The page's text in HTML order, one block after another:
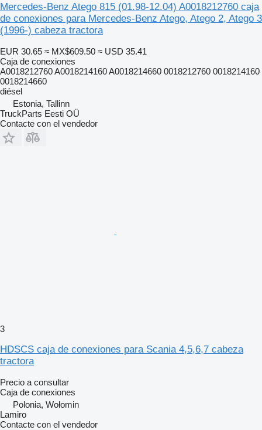
Mercedes-Benz Atego 815 (01.98-12.04) A0018212760 caja
de conexiones para Mercedes-Benz Atego, Atego 2, Atego 3
(1996-) cabeza tractora
EUR 30.65 ≈ MX$609.50 ≈ USD 35.41
Caja de conexiones
A0018212760 A0018214160 A0018214660 0018212760 0018214160
0018214660
diésel
Estonia, Tallinn
TruckParts Eesti OÜ
Contacte con el vendedor
3
HDSCS caja de conexiones para Scania 4,5,6,7 cabeza
tractora
Precio a consultar
Caja de conexiones
Polonia, Wołomin
Lamiro
Contacte con el vendedor